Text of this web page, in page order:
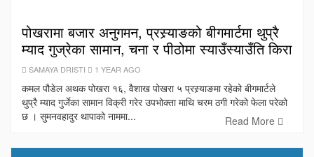
पोखरामा बजार अनुगमन, प्रस्र्याङको बीगमार्टमा थुप्रै
म्याद गुज्रेका सामान, चना र पीठोमा स्याउँस्याउँति किरा
SAMAYA DRISTI 1 YEAR AGO
कमल पौडेल अथक पोखरा १६, वैशाख पोखरा ५ प्रस्र्याङमा रहेको बीगमार्टले
थुप्रै म्याद गुर्जेका सामान विक्री गरेर उपभोक्ता माथि चरम ठगी गरेको फेला परेको
छ । सुमनवहादुर थापाको नाममा...
Read More